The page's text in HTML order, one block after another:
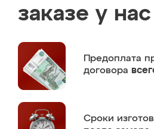
заказе у нас
Предоплата
договора
Сроки